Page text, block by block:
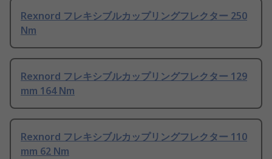
Rexnord フレキシブルカップリングフレクター 250
Nm
Rexnord フレキシブルカップリングフレクター 129
mm 164 Nm
Rexnord フレキシブルカップリングフレクター 110
mm 62 Nm